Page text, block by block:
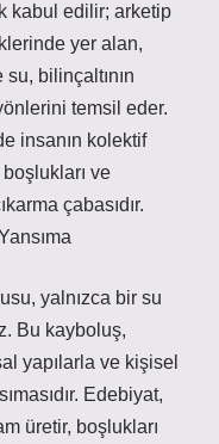
kabul edilir; arketip
yer alan,
bilinçaltının
temsil eder.
insanın kolektif
ve
çabasıdır.
yalnızca bir su
Bu kayboluş,
yapılarla ve kişisel
Edebiyat,
üretir, boşlukları